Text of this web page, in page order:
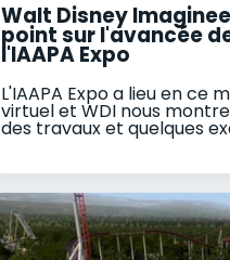
Walt Disney
point sur l'avancée
l'IAAPA Expo
L'IAAPA Expo a lieu en ce
virtuel et WDI nous
des travaux et quelques